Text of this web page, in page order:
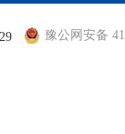
豫公网安备